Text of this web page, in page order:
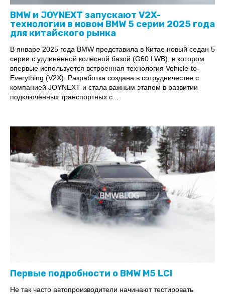
BMW и JOYNEXT запускают V2X-
технологии в новом BMW 5 серии 2025 года
для китайского рынка
В январе 2025 года BMW представила в Китае новый седан 5
серии с удлинённой колёсной базой (G60 LWB), в котором
впервые используется встроенная технология Vehicle-to-
Everything (V2X). Разработка создана в сотрудничестве с
компанией JOYNEXT и стала важным этапом в развитии
подключённых транспортных с...
Первые подробности о BMW M5 LCI
Не так часто автопроизводители начинают тестировать